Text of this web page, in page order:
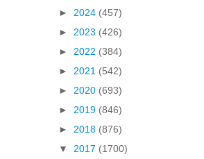
► 2024 (457)
► 2023 (426)
► 2022 (384)
► 2021 (542)
► 2020 (693)
► 2019 (846)
► 2018 (876)
▼ 2017 (1700)